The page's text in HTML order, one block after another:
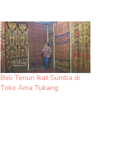
Beli Tenun Ikat Sumba di
Toko Ama Tukang